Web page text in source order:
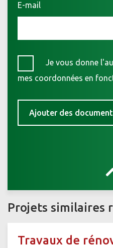
E-mail
Je vous donne
mes coordonnées en
Ajouter des
Projets similaires
Travaux de